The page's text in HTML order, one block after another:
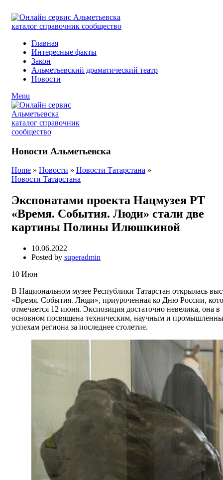
Главная
Интересные факты
Закон
Альметьевский драматический театр
Новости
Menu
Новости Альметьевска
Home » Новости » Новости Татарстана »
Новости Татарстана
Экспонатами проекта Нацмузея РТ
«Время. События. Люди» стали две
картины Полины Илюшкиной
10.06.2022
Posted by superadmin
10 Июн
В Национальном музее Республики Татарстан открылась
«Время. События. Люди», приуроченная ко Дню России,
отмечается 12 июня. Экспозиция достаточно невелика, она в
основном посвящена техническим, научным и
успехам региона за последнее столетие.